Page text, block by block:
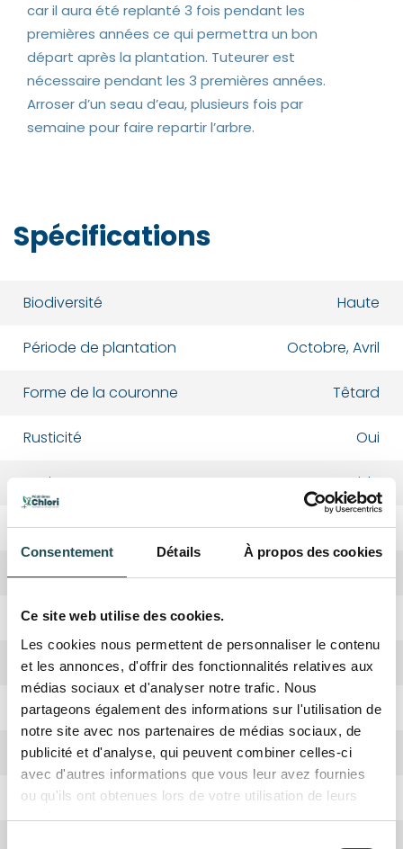
Consentement Détails À propos des cookies
Ce site web utilise des cookies.
Les cookies nous permettent de personnaliser le contenu
et les annonces, d'offrir des fonctionnalités relatives aux
médias sociaux et d'analyser notre trafic. Nous
partageons également des informations sur l'utilisation de
notre site avec nos partenaires de médias sociaux, de
publicité et d'analyse, qui peuvent combiner celles-ci
avec d'autres informations que vous leur avez fournies
ou qu'ils ont obtenues lors de votre utilisation de leurs
services.
car il aura été replanté 3 fois pendant les
premières années ce qui permettra un bon
départ après la plantation. Tuteurer est
nécessaire pendant les 3 premières années.
Arroser d’un seau d’eau, plusieurs fois par
semaine pour faire repartir l’arbre.
Spécifications
Biodiversité Haute
Période de plantation Octobre, Avril
Forme de la couronne Têtard
Rusticité Oui
Croissance Rapide
Absorbation CO2 Haute
Hauteur adulte
Hauteur à maintenir en taillant (l’étêtage)
Taillage
Fin hiver/début printemps
Arbre nourricier
Abeilles et Papillons
Fruits Chatons
Couleur de fleur Jaune
Floraison Avril